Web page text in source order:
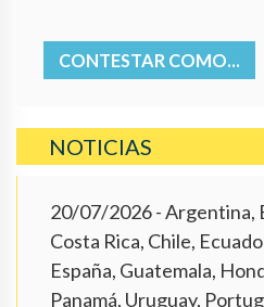
CONTESTAR COMO...
NOTICIAS
20/07/2026- Argentina,
Costa Rica, Chile,
España, Guatemala,
Panamá, Uruguay,